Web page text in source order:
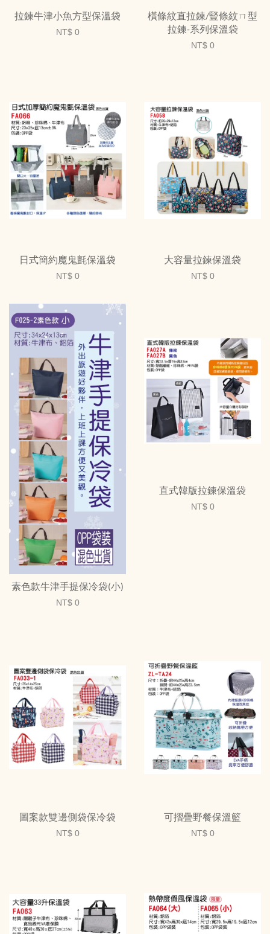
拉鍊牛津小魚方型保溫袋
NT$ 0
橫條紋直拉鍊/豎條紋ㄇ型
拉鍊-系列保溫袋
NT$ 0
日式簡約魔鬼氈保溫袋
NT$ 0
大容量拉鍊保溫袋
NT$ 0
素色款牛津手提保冷袋(小)
NT$ 0
直式韓版拉鍊保溫袋
NT$ 0
圖案款雙邊側袋保冷袋
NT$ 0
可摺疊野餐保溫籃
NT$ 0